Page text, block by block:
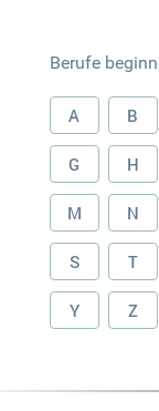
Berufe
A B
G H
M N
S T
Y Z